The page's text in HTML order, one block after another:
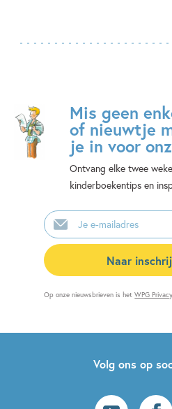
Mis geen
of nieuwtje
je in voor
Ontvang elke twee
kinderboekentips en
E-
mailadres
Naar
Op onze nieuwsbrieven is hetWPG
Volg ons op